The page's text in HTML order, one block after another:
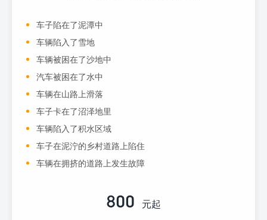
车子陷在了泥潭中
车辆陷入了雪地
车辆被困在了沙地中
汽车被困在了水中
车辆在山路上滑落
车子卡在了沼泽地里
车辆陷入了积水区域
车子在泥泞的乡村道路上陷住
车辆在拥挤的道路上发生故障
800 元起